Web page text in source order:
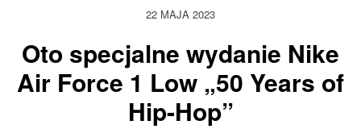
22 MAJA 2023
Oto specjalne wydanie Nike
Air Force 1 Low „50 Years of
Hip-Hop”